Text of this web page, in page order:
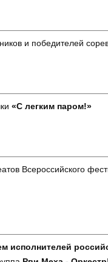
и победителей
«С легким паром!»
Всероссийского
исполнителей